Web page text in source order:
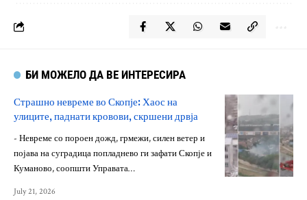
БИ МОЖЕЛО ДА ВЕ ИНТЕРЕСИРА
Страшно невреме во Скопје: Хаос на
улиците, паднати кровови, скршени дрвја
- Невреме со пороен дожд, грмежи, силен ветер и
појава на суградица попладнево ги зафати Скопје и
Куманово, соопшти Управата…
July 21, 2026